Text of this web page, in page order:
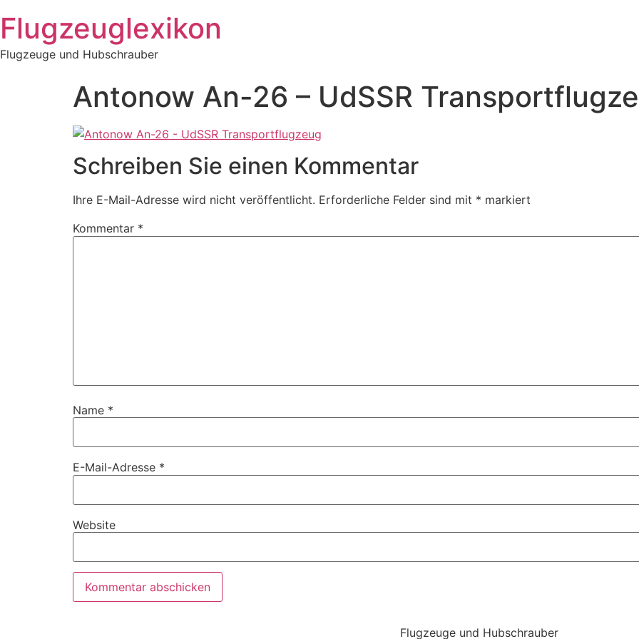
Inhalt
springen
Flugzeuglexikon
Flugzeuge und Hubschrauber
Antonow An-26 – UdSSR
Schreiben Sie einen Kommentar
Ihre E-Mail-Adresse wird nicht veröffentlicht. Erforderliche Felder sind mit * markiert
Kommentar *
Name *
E-Mail-Adresse *
Website
Flugzeuge und Hubschrauber